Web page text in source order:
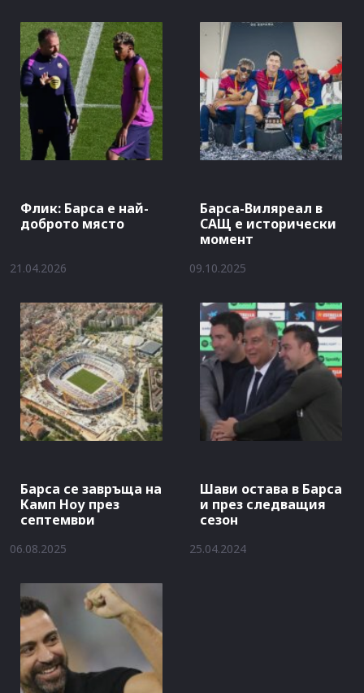
Флик: Барса е най-
доброто място
21.04.2026
Барса-Виляреал в
САЩ е исторически
момент
09.10.2025
Барса се завръща на
Камп Ноу през
септември
06.08.2025
Шави остава в Барса
и през следващия
сезон
25.04.2024